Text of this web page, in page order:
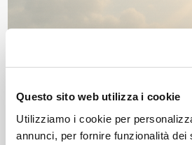
Questo sito web utilizza i cookie
Utilizziamo i cookie per
annunci, per fornire funzionalità dei